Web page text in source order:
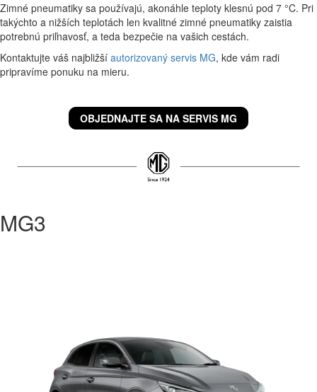
Zimné pneumatiky sa používajú, akonáhle teploty klesnú pod 7 °C. Pri
takýchto a nižších teplotách len kvalitné zimné pneumatiky zaistia
potrebnú priľnavosť, a teda bezpečie na vašich cestách.
Kontaktujte váš najbližší autorizovaný servis MG, kde vám radi
pripravíme ponuku na mieru.
OBJEDNAJTE SA NA SERVIS MG
MG3